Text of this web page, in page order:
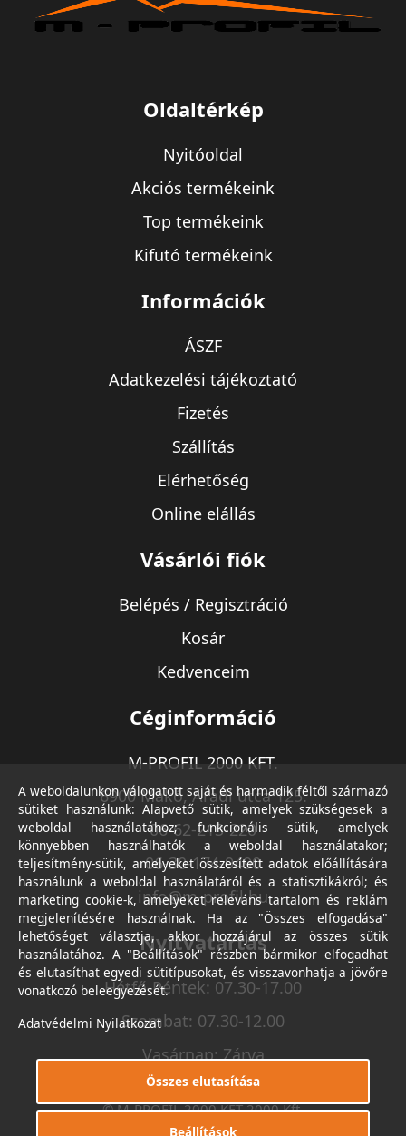
Oldaltérkép
Nyitóoldal
Akciós termékeink
Top termékeink
Kifutó termékeink
Információk
ÁSZF
Adatkezelési tájékoztató
Fizetés
Szállítás
Elérhetőség
Online elállás
Vásárlói fiók
Belépés / Regisztráció
Kosár
Kedvenceim
Céginformáció
M-PROFIL 2000 KFT.
6900 Makó, Aradi utca 125.
06-62-213-220
06-30-174-9490
info@m-profil.hu
Nyitvatartás
Hétfő-Péntek: 07.30-17.00
Szombat: 07.30-12.00
Vasárnap: Zárva
© M-PROFIL 2000 KFT 2000 Kft.
Minden jog fenntartva.
A weboldalunkon válogatott saját és harmadik féltől származó
sütiket használunk: Alapvető sütik, amelyek szükségesek a
weboldal használatához; funkcionális sütik, amelyek
könnyebben használhatók a weboldal használatakor;
teljesítmény-sütik, amelyeket összesített adatok előállítására
használunk a weboldal használatáról és a statisztikákról; és
marketing cookie-k, amelyeket releváns tartalom és reklám
megjelenítésére használnak. Ha az "Összes elfogadása"
lehetőséget választja, akkor hozzájárul az összes sütik
használatához. A "Beállítások" részben bármikor elfogadhat
és elutasíthat egyedi sütitípusokat, és visszavonhatja a jövőre
vonatkozó beleegyezését.
Adatvédelmi Nyilatkozat
Összes elutasítása
Beállítások